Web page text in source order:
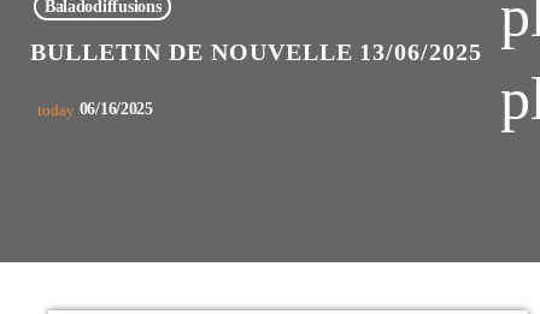
Baladodiffusions
BULLETIN DE NOUVELLE 13/06/2025
today 06/16/2025